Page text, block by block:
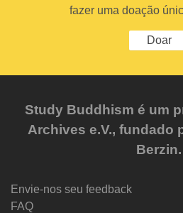
fazer uma doação
Doar
Study Buddhism é um
Archives e.V., fundado
Berzin.
Envie-nos seu feedback
FAQ